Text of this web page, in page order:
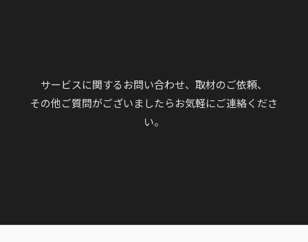
サービスに関するお問い合わせ、取材のご依頼、
その他ご質問がございましたらお気軽にご連絡くださ
い。